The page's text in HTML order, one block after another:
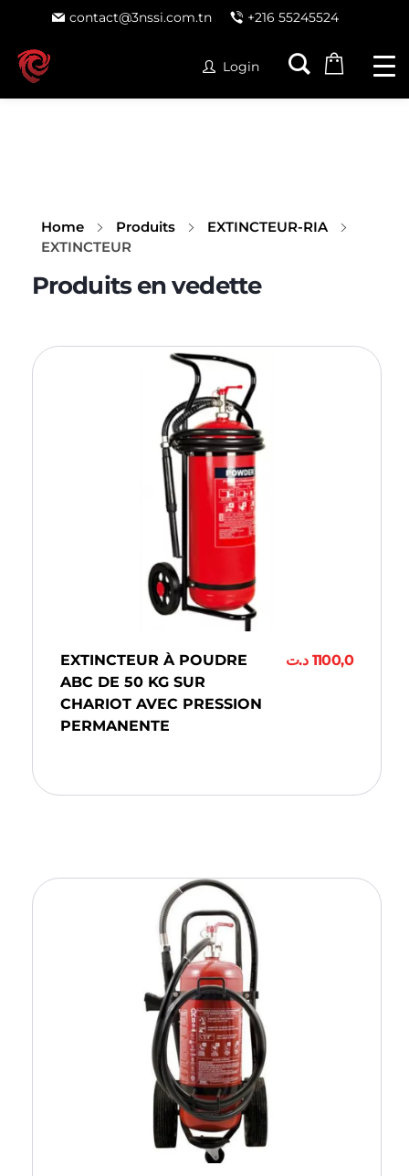
contact@3nssi.com.tn +216 55245524
Login
Home Produits
EXTINCTEUR-RIA
EXTINCTEUR
EXTINCTEUR À POUDRE
ABC DE 50 KG SUR
CHARIOT AVEC PRESSION
PERMANENTE
1100,0 د.ت